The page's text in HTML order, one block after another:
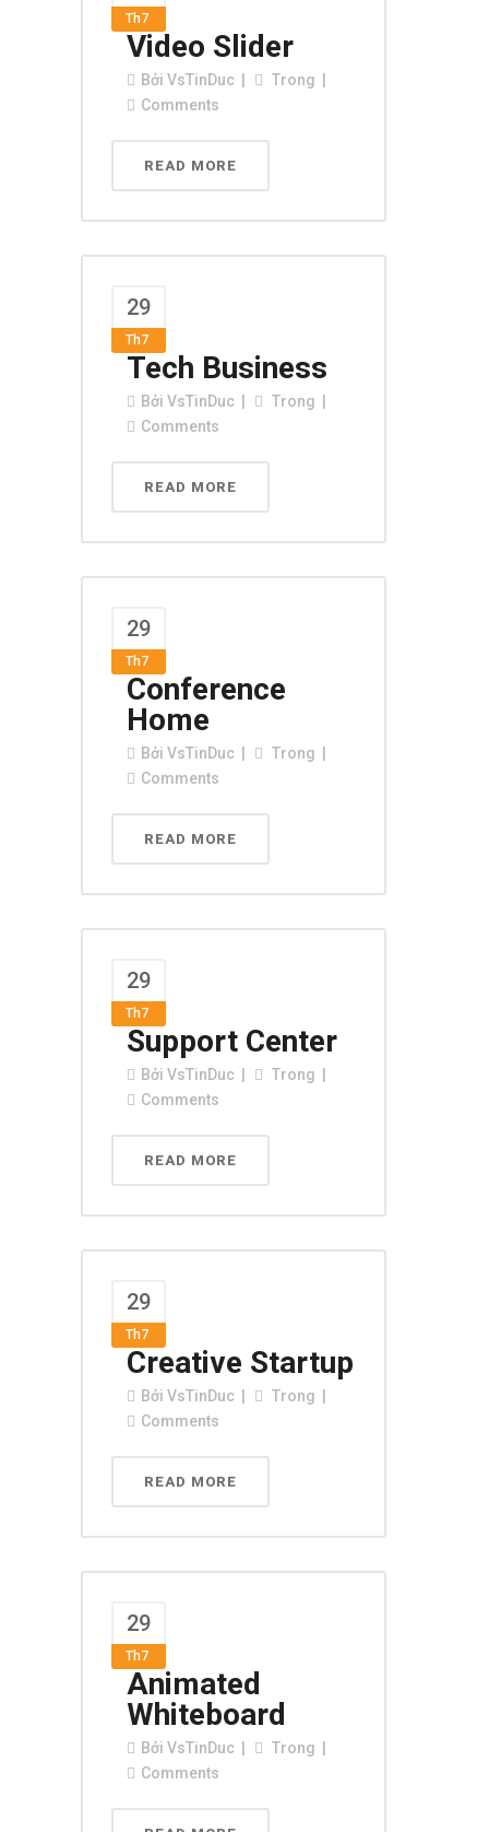
Th7
Video Slider
Bởi VsTinDuc
Trong
Comments
READ MORE
29
Th7
Tech Business
Bởi VsTinDuc
Trong
Comments
READ MORE
29
Th7
Conference
Home
Bởi VsTinDuc
Trong
Comments
READ MORE
29
Th7
Support Center
Bởi VsTinDuc
Trong
Comments
READ MORE
29
Th7
Creative Startup
Bởi VsTinDuc
Trong
Comments
READ MORE
29
Th7
Animated
Whiteboard
Bởi VsTinDuc
Trong
Comments